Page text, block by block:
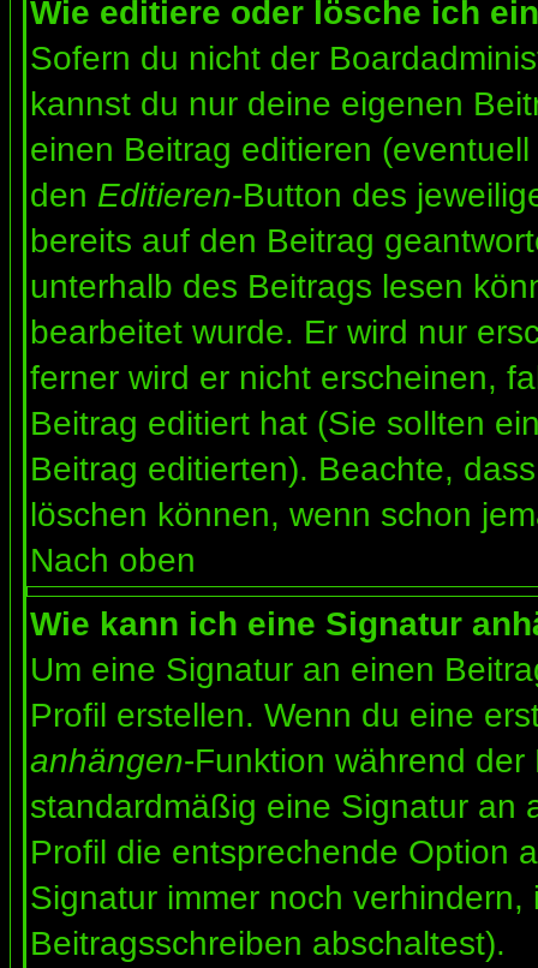
Wie editiere oder lösche ich
Sofern du nicht der
kannst du nur deine eigenen
einen Beitrag editieren
den Editieren-Button des
bereits auf den Beitrag
unterhalb des Beitrags lesen
bearbeitet wurde. Er wird nur
ferner wird er nicht erscheinen,
Beitrag editiert hat (Sie sollten
Beitrag editierten). Beachte,
löschen können, wenn schon
Nach oben
Wie kann ich eine Signatur
Um eine Signatur an einen
Profil erstellen. Wenn du eine
anhängen-Funktion während
standardmäßig eine Signatur an
Profil die entsprechende Option
Signatur immer noch
Beitragsschreiben abschaltest).